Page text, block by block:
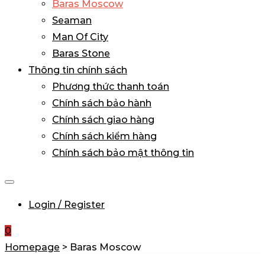
Baras Moscow
Seaman
Man Of City
Baras Stone
Thông tin chính sách
Phương thức thanh toán
Chính sách bảo hành
Chính sách giao hàng
Chính sách kiểm hàng
Chính sách bảo mật thông tin
Login / Register
0
Homepage > Baras Moscow